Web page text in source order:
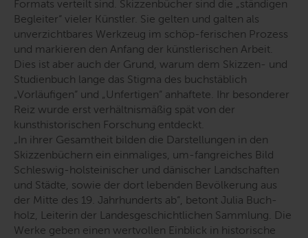
Formats verteilt sind. Skizzenbücher sind die „ständigen
Begleiter“ vieler Künstler. Sie gelten und galten als
unverzichtbares Werkzeug im schöp-ferischen Prozess
und markieren den Anfang der künstlerischen Arbeit.
Dies ist aber auch der Grund, warum dem Skizzen- und
Studienbuch lange das Stigma des buchstäblich
„Vorläufigen“ und „Unfertigen“ anhaftete. Ihr besonderer
Reiz wurde erst verhältnismäßig spät von der
kunsthistorischen Forschung entdeckt.
„In ihrer Gesamtheit bilden die Darstellungen in den
Skizzenbüchern ein einmaliges, um-fangreiches Bild
Schleswig-holsteinischer und dänischer Landschaften
und Städte, sowie der dort lebenden Bevölkerung aus
der Mitte des 19. Jahrhunderts ab“, betont Julia Buch-
holz, Leiterin der Landesgeschichtlichen Sammlung. Die
Werke geben einen wertvollen Einblick in historische